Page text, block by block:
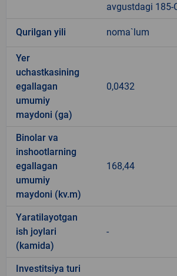
avgustdagi 185-
Qurilgan yili noma`lum
Yer
uchastkasining
egallagan
umumiy
maydoni (ga)
0,0432
Binolar va
inshootlarning
egallagan
umumiy
maydoni (kv.m)
168,44
Yaratilayotgan
ish joylari
(kamida)
-
Investitsiya turi